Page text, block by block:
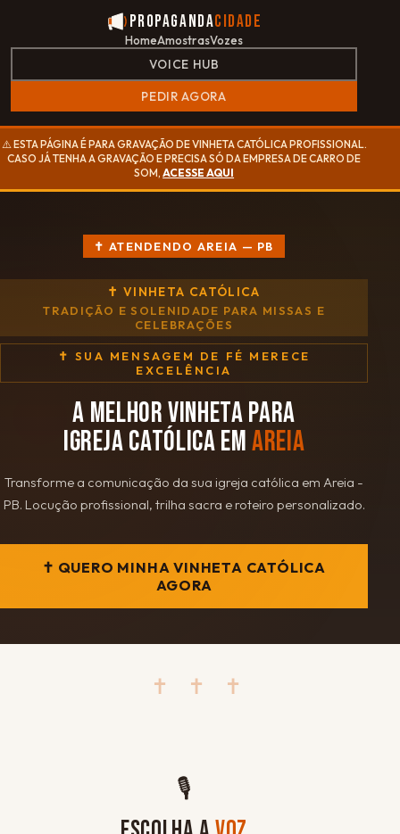
PropagandaCidade
HomeAmostrasVozes
VOICE HUB
PEDIR AGORA
⚠️ ESTA PÁGINA É PARA GRAVAÇÃO DE VINHETA CATÓLICA PROFISSIONAL.
CASO JÁ TENHA A GRAVAÇÃO E PRECISA SÓ DA EMPRESA DE CARRO DE
SOM,ACESSE AQUI
✝ ATENDENDO AREIA — PB
✝ VINHETA CATÓLICA
TRADIÇÃO E SOLENIDADE PARA MISSAS E
CELEBRAÇÕES
✝ SUA MENSAGEM DE FÉ MERECE
EXCELÊNCIA
A MELHOR VINHETA PARA
IGREJA CATÓLICA EMAREIA
Transforme a comunicação da sua igreja católica em Areia -
PB. Locução profissional, trilha sacra e roteiro personalizado.
✝ QUERO MINHA VINHETA CATÓLICA
AGORA
✝ ✝ ✝
🎙